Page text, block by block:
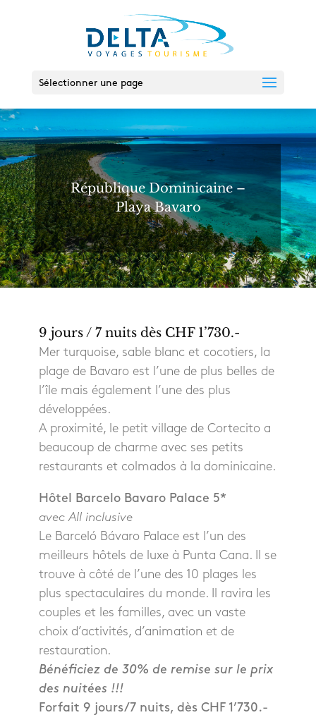
Sélectionner une page
République Dominicaine –
Playa Bavaro
9 jours / 7 nuits dès CHF 1’730.-
Mer turquoise, sable blanc et cocotiers, la
plage de Bavaro est l’une de plus belles de
l’île mais également l’une des plus
développées.
A proximité, le petit village de Cortecito a
beaucoup de charme avec ses petits
restaurants et colmados à la dominicaine.
Hôtel Barcelo Bavaro Palace 5*
avec All inclusive
Le Barceló Bávaro Palace est l’un des
meilleurs hôtels de luxe à Punta Cana. Il se
trouve à côté de l’une des 10 plages les
plus spectaculaires du monde. Il ravira les
couples et les familles, avec un vaste
choix d’activités, d’animation et de
restauration.
Bénéficiez de 30% de remise sur le prix
des nuitées !!!
Forfait 9 jours/7 nuits, dès CHF 1’730.-